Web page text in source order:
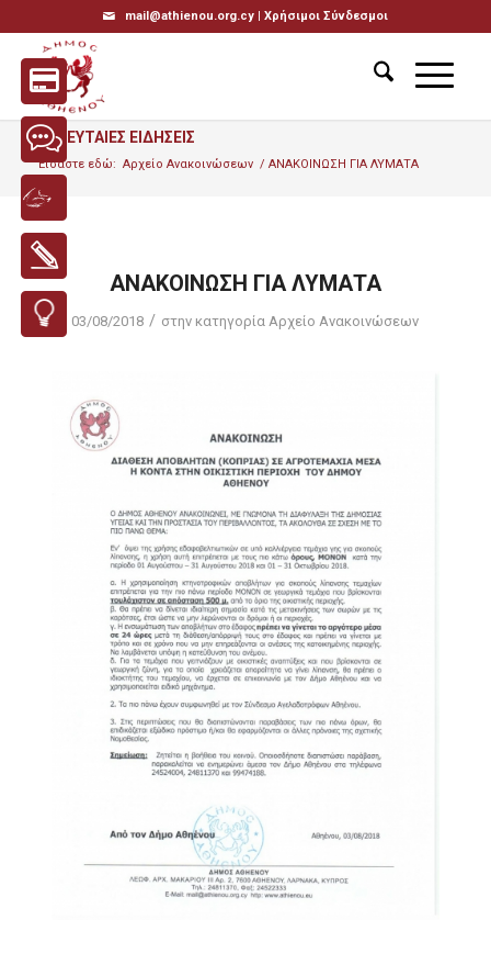
mail@athienou.org.cy | Χρήσιμοι Σύνδεσμοι
ΤΕΛΕΥΤΑΙΕΣ ΕΙΔΗΣΕΙΣ
Είσαστε εδώ: Αρχείο Ανακοινώσεων / ΑΝΑΚΟΙΝΩΣΗ ΓΙΑ ΛΥΜΑΤΑ
ΑΝΑΚΟΙΝΩΣΗ ΓΙΑ ΛΥΜΑΤΑ
03/08/2018 / στην κατηγορίαΑρχείο Ανακοινώσεων